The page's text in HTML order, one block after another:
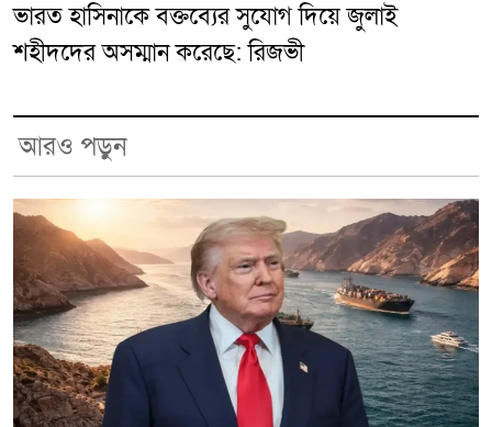
ভারত হাসিনাকে বক্তব্যের সুযোগ দিয়ে জুলাই
শহীদদের অসম্মান করেছে: রিজভী
আরও পড়ুন